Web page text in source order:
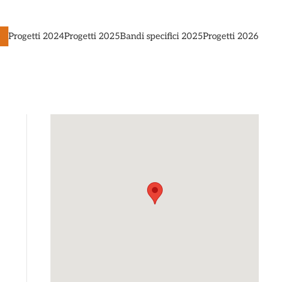
Progetti 2024Progetti 2025Bandi specifici 2025Progetti 2026